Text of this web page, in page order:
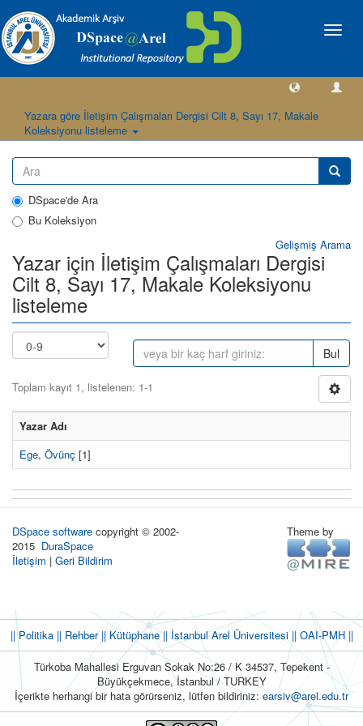
Geçiş
Yazara göre İletişim Çalışmaları Dergisi Cilt 8, Sayı 17, Makale
Koleksiyonu listeleme
DSpace'de Ara
Bu Koleksiyon
Gelişmiş Arama
Yazar için İletişim Çalışmaları Dergisi
Cilt 8, Sayı 17, Makale Koleksiyonu
listeleme
Bul
Toplam kayıt 1, listelenen: 1-1
Yazar Adı
Ege, Övünç [1]
DSpace software copyright © 2002-
2015 DuraSpace
İletişim | Geri Bildirim
Theme by
|| Politika|| Rehber|| Kütüphane|| İstanbul Arel Üniversitesi || OAI-PMH ||
Türkoba Mahallesi Erguvan Sokak No:26 / K 34537, Tepekent -
Büyükçekmece, İstanbul / TURKEY
İçerikte herhangi bir hata görürseniz, lütfen bildiriniz: earsiv@arel.edu.tr